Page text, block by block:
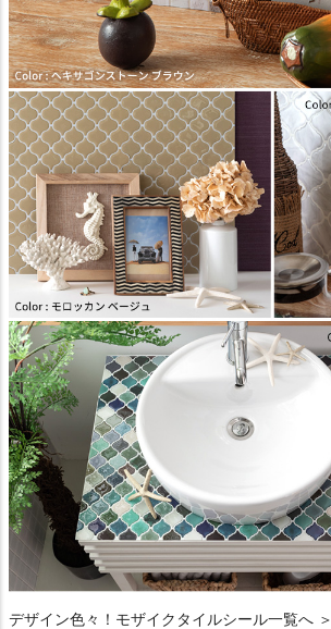
デザイン色々！モザイクタイルシール一覧へ ＞